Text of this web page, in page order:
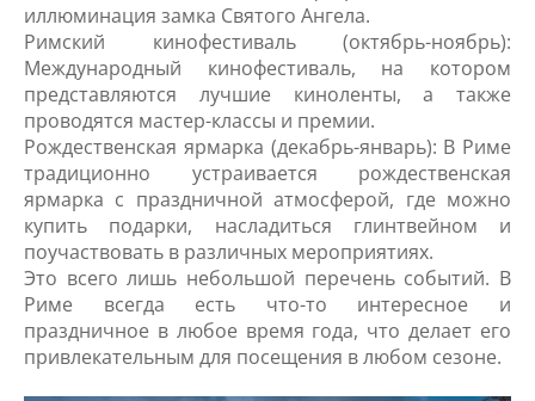
иллюминация замка Святого Ангела.
Римский кинофестиваль (октябрь-ноябрь):
Международный кинофестиваль, на котором
представляются лучшие киноленты, а также
проводятся мастер-классы и премии.
Рождественская ярмарка (декабрь-январь): В Риме
традиционно устраивается рождественская
ярмарка с праздничной атмосферой, где можно
купить подарки, насладиться глинтвейном и
поучаствовать в различных мероприятиях.
Это всего лишь небольшой перечень событий. В
Риме всегда есть что-то интересное и
праздничное в любое время года, что делает его
привлекательным для посещения в любом сезоне.